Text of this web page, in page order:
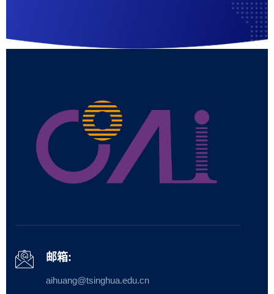
邮箱:
aihuang@tsinghua.edu.cn